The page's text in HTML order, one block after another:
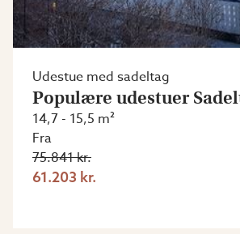
Udestue med sadeltag
Populære udestuer
14,7 - 15,5 m²
Fra
75.841 kr.
61.203 kr.